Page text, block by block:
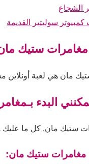
الشجاع
كمبيوتر سوليتير القديمة
مغامرات ستيك
مان هي لعبة أونلاين
البدء
ستيك مان, كل ما عليك
ستيك مان: